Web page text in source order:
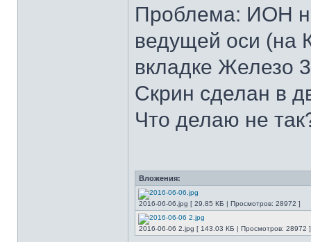
Проблема: ИОН
ведущей оси (на
вкладке Железо
Скрин сделан в
Что делаю не
Вложения:
2016-06-06.jpg [ 29.85 КБ | Просмотров: 28972 ]
2016-06-06 2.jpg [ 143.03 КБ | Просмотров: 28972 ]